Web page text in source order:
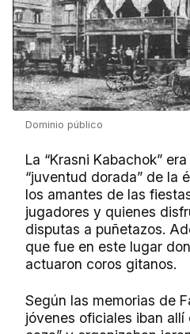
Dominio público
La “Krasni Kabachok”
“juventud dorada” de la
los amantes de las
jugadores y quienes
disputas a puñetazos.
que fue en este lugar
actuaron coros gitanos.
Según las memorias de
jóvenes oficiales iban